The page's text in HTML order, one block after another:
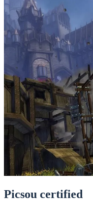
Picsou certified